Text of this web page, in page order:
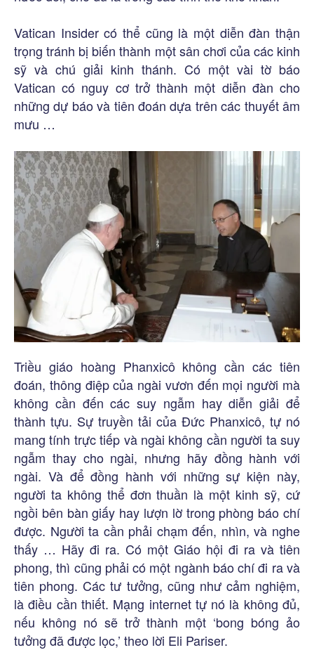
Vatican Insider có thể cũng là một diễn đàn thận
trọng tránh bị biến thành một sân chơi của các kinh
sỹ và chú giải kinh thánh. Có một vài tờ báo
Vatican có nguy cơ trở thành một diễn đàn cho
những dự báo và tiên đoán dựa trên các thuyết âm
mưu …
Triều giáo hoàng Phanxicô không cần các tiên
đoán, thông điệp của ngài vươn đến mọi người mà
không cần đến các suy ngẫm hay diễn giải để
thành tựu. Sự truyền tải của Đức Phanxicô, tự nó
mang tính trực tiếp và ngài không cần người ta suy
ngẫm thay cho ngài, nhưng hãy đồng hành với
ngài. Và để đồng hành với những sự kiện này,
người ta không thể đơn thuần là một kinh sỹ, cứ
ngồi bên bàn giấy hay lượn lờ trong phòng báo chí
được. Người ta cần phải chạm đến, nhìn, và nghe
thấy … Hãy đi ra. Có một Giáo hội đi ra và tiên
phong, thì cũng phải có một ngành báo chí đi ra và
tiên phong. Các tư tưởng, cũng như cảm nghiệm,
là điều cần thiết. Mạng internet tự nó là không đủ,
nếu không nó sẽ trở thành một ‘bong bóng ảo
tưởng đã được lọc,’ theo lời Eli Pariser.